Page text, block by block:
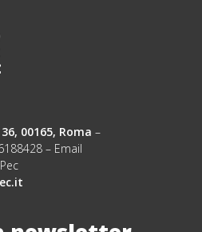
00165, Roma –
– Email
Pec